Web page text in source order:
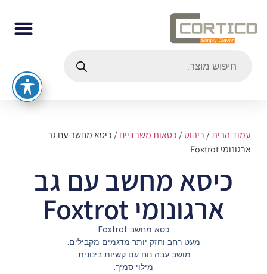
עמוד הבית/ריהוט/כסאות משרדיים/ כיסא מחשב עם גב
ארגונומי Foxtrot
כיסא מחשב עם גב
ארגונומי Foxtrot
כסא מחשב Foxtrot
מעט רחב וחזק יותר מדגמים מקבילים.
מושב עבה נוח עם קשיות בינונית.
מילוי סמיך.